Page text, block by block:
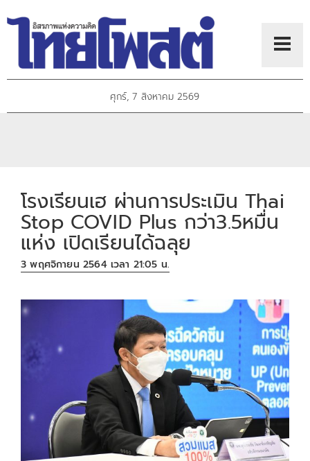
ศุกร์, 7 สิงหาคม 2569
โรงเรียนเฮ ผ่านการประเมิน Thai
Stop COVID Plus กว่า3.5หมื่น
แห่ง เปิดเรียนได้ฉลุย
3 พฤศจิกายน 2564 เวลา 21:05 น.